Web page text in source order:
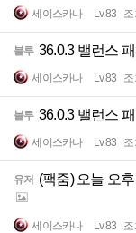
세이스카나 Lv.83 조
블루 36.0.3 밸런스
세이스카나 Lv.83 조
블루 36.0.3 밸런스
세이스카나 Lv.83 조
유저 (팩줌) 오늘 오
세이스카나 Lv.83 조